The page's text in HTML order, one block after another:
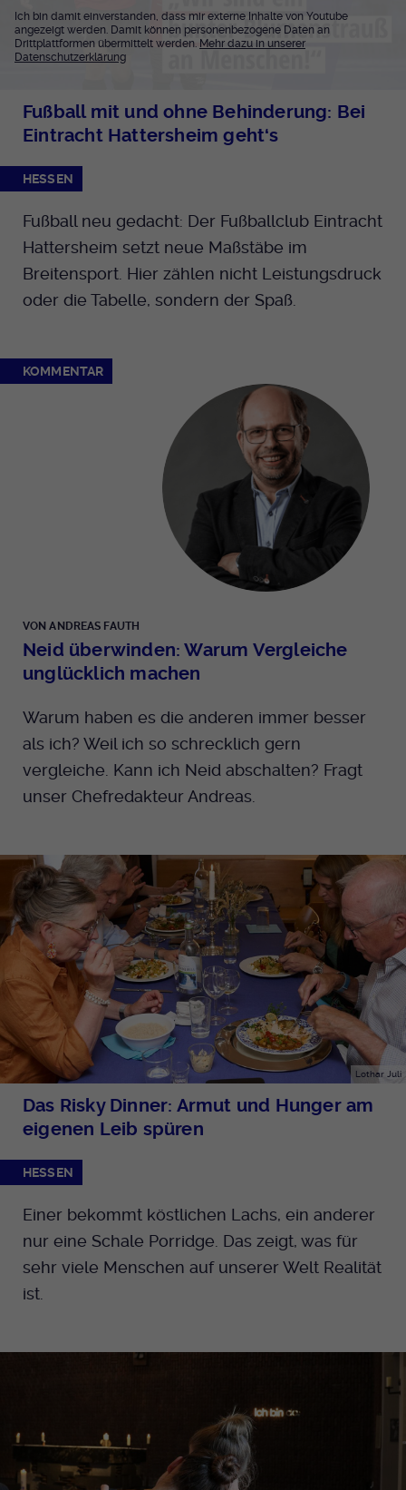
Ich bin damit einverstanden, dass mir externe Inhalte von Youtube
angezeigt werden. Damit können personenbezogene Daten an
Drittplattformen übermittelt werden. Mehr dazu in unserer
Datenschutzerklärung
Fußball mit und ohne Behinderung: Bei
Eintracht Hattersheim geht‘s
HESSEN
Fußball neu gedacht: Der Fußballclub Eintracht
Hattersheim setzt neue Maßstäbe im
Breitensport. Hier zählen nicht Leistungsdruck
oder die Tabelle, sondern der Spaß.
KOMMENTAR
VON ANDREAS FAUTH
Neid überwinden: Warum Vergleiche
unglücklich machen
Warum haben es die anderen immer besser
als ich? Weil ich so schrecklich gern
vergleiche. Kann ich Neid abschalten? Fragt
unser Chefredakteur Andreas.
Lothar Juli
Das Risky Dinner: Armut und Hunger am
eigenen Leib spüren
HESSEN
Einer bekommt köstlichen Lachs, ein anderer
nur eine Schale Porridge. Das zeigt, was für
sehr viele Menschen auf unserer Welt Realität
ist.